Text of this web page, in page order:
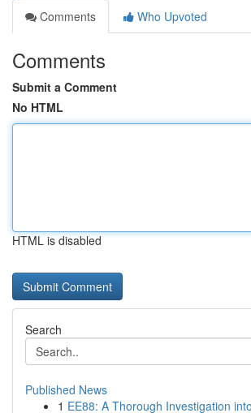
Comments
Who Upvoted
Comments
Submit a Comment
No HTML
HTML is disabled
Search
Published News
1 EE88: A Thorough Investigation